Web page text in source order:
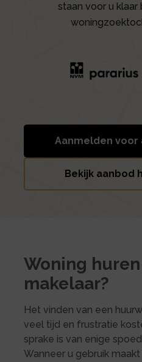
staan voor u klaar
Aanmelden voor
Bekijk aanbod
Woning
makelaar?
Het vinden van een
veel tijd en frustratie
sprake is van enige
Wanneer u gebruik